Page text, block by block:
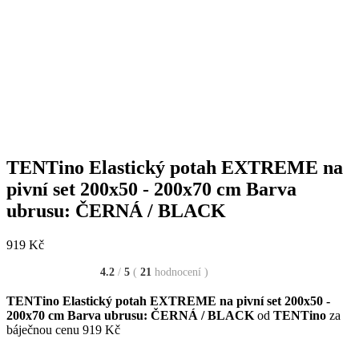
TENTino Elastický potah EXTREME na
pivní set 200x50 - 200x70 cm Barva
ubrusu: ČERNÁ / BLACK
919 Kč
4.2 / 5 ( 21 hodnocení )
TENTino Elastický potah EXTREME na pivní set 200x50 -
200x70 cm Barva ubrusu: ČERNÁ / BLACK od TENTino za
báječnou cenu 919 Kč